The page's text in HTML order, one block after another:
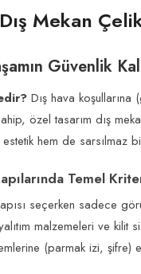
Mekan
Güvenlik
Dış hava
özel tasarım dış
hem de sarsılmaz
Temel
seçerken sadece
malzemeleri ve
(parmak izi, şifre)